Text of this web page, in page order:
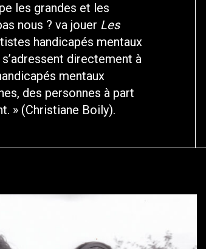
les grandes et les
nous ? va jouer Les
handicapés mentaux
directement à
mentaux
des personnes à part
» (Christiane Boily).